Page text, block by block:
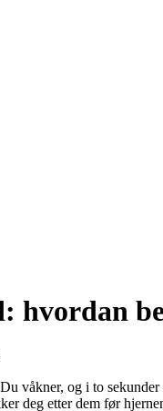
hvordan
våkner, og i to
deg etter dem før